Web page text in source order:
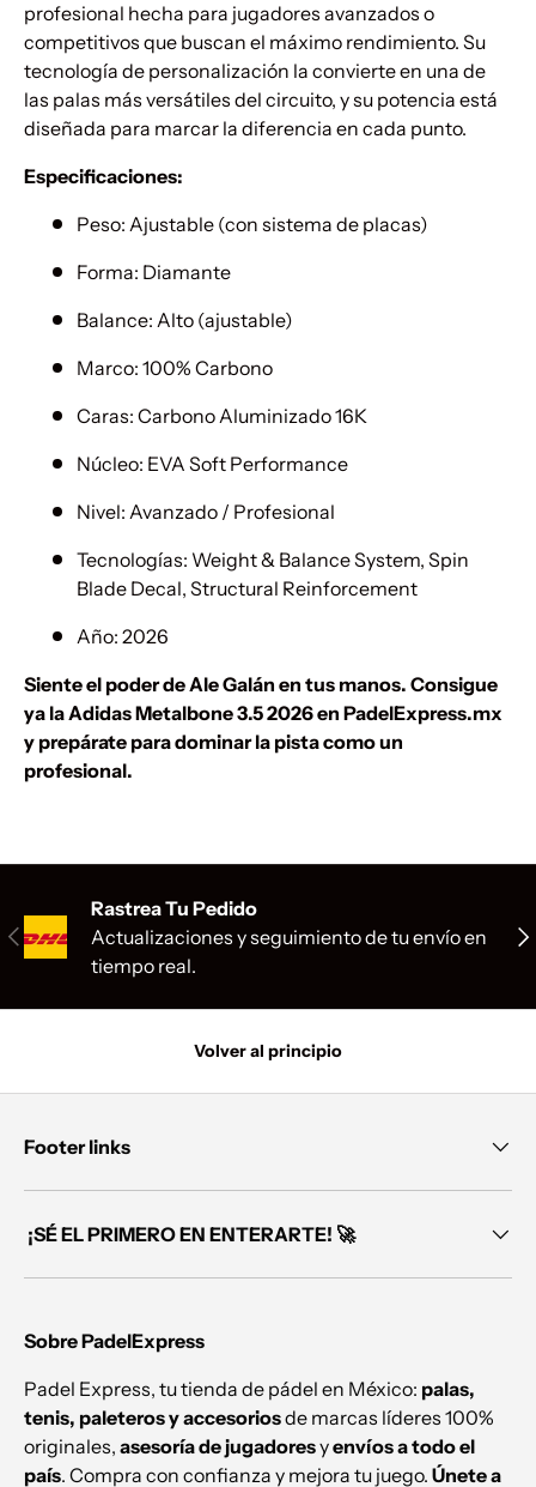
profesional hecha para jugadores avanzados o
competitivos que buscan el máximo rendimiento. Su
tecnología de personalización la convierte en una de
las palas más versátiles del circuito, y su potencia está
diseñada para marcar la diferencia en cada punto.
Especificaciones:
Peso: Ajustable (con sistema de placas)
Forma: Diamante
Balance: Alto (ajustable)
Marco: 100% Carbono
Caras: Carbono Aluminizado 16K
Núcleo: EVA Soft Performance
Nivel: Avanzado / Profesional
Tecnologías: Weight & Balance System, Spin
Blade Decal, Structural Reinforcement
Año: 2026
Siente el poder de Ale Galán en tus manos. Consigue
ya la Adidas Metalbone 3.5 2026 en PadelExpress.mx
y prepárate para dominar la pista como un
profesional.
Anterior
Rastrea Tu Pedido
Actualizaciones y seguimiento de tu envío en
tiempo real.
Volver al principio
Footer links
¡SÉ EL PRIMERO EN ENTERARTE! 🚀
Sobre PadelExpress
Padel Express, tu tienda de pádel en México: palas,
tenis, paleteros y accesoriosde marcas líderes 100%
originales, asesoría de jugadoresyenvíos a todo el
país. Compra con confianza y mejora tu juego. Únete a